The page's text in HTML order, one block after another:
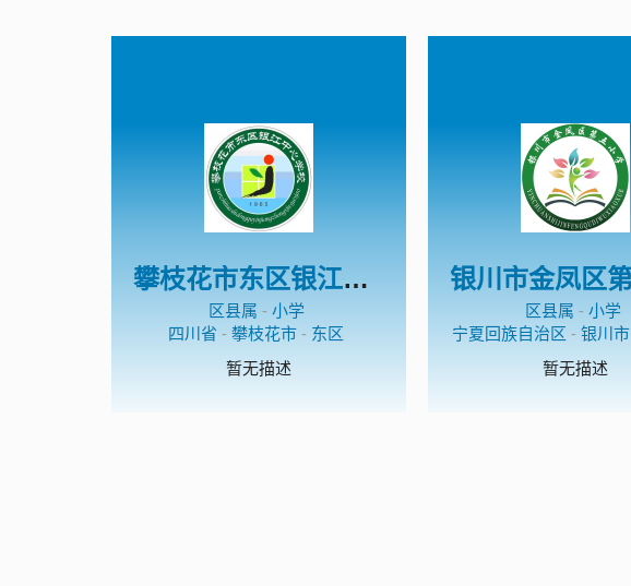
攀枝花市东区银江中心学校
区县属 - 小学
四川省 - 攀枝花市 - 东区
暂无描述
区县属 - 小学
宁夏回族自治区 - 银川市
暂无描述